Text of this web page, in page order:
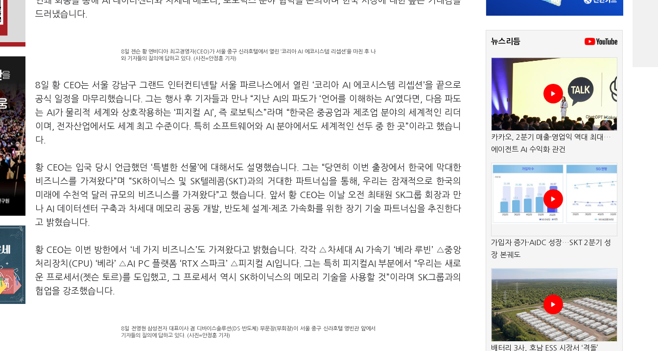
드러냈습니다.
8일 젠슨 황 엔비디아 최고경영자(CEO)가 서울 중구 신라호텔에서 열린 ‘코리아 AI 에코시스템 리셉션’을 마친 후 나
와 기자들의 질의에 답하고 있다. (사진=안정훈 기자)
8일 황 CEO는 서울 강남구 그랜드 인터컨티넨탈 서울 파르나스에서 열린 ‘코리아 AI 에코시스템 리셉션’을 끝으로
공식 일정을 마무리했습니다. 그는 행사 후 기자들과 만나 “지난 AI의 파도가 ‘언어를 이해하는 AI’였다면, 다음 파도
는 AI가 물리적 세계와 상호작용하는 ‘피지컬 AI’, 즉 로보틱스”라며 “한국은 중공업과 제조업 분야의 세계적인 리더
이며, 전자산업에서도 세계 최고 수준이다. 특히 소프트웨어와 AI 분야에서도 세계적인 선두 중 한 곳”이라고 했습니
다.
황 CEO는 입국 당시 언급했던 ‘특별한 선물’에 대해서도 설명했습니다. 그는 “당연히 이번 출장에서 한국에 막대한
비즈니스를 가져왔다”며 “SK하이닉스 및 SK텔레콤(SKT)과의 거대한 파트너십을 통해, 우리는 잠재적으로 한국의
미래에 수천억 달러 규모의 비즈니스를 가져왔다”고 했습니다. 앞서 황 CEO는 이날 오전 최태원 SK그룹 회장과 만
나 AI 데이터센터 구축과 차세대 메모리 공동 개발, 반도체 설계·제조 가속화를 위한 장기 기술 파트너십을 추진한다
고 밝혔습니다.
황 CEO는 이번 방한에서 ‘네 가지 비즈니스’도 가져왔다고 밝혔습니다. 각각 △차세대 AI 가속기 ‘베라 루빈’ △중앙
처리장치(CPU) ‘베라’ △AI PC 플랫폼 ‘RTX 스파크’ △피지컬 AI입니다. 그는 특히 피지컬AI 부분에서 “우리는 새로
운 프로세서(젯슨 토르)를 도입했고, 그 프로세서 역시 SK하이닉스의 메모리 기술을 사용할 것”이라며 SK그룹과의
협업을 강조했습니다.
8일 전영현 삼성전자 대표이사 겸 디바이스솔루션(DS·반도체) 부문장(부회장)이 서울 중구 신라호텔 영빈관 앞에서
기자들의 질의에 답하고 있다. (사진=안정훈 기자)
뉴스리듬
카카오, 2분기 매출·영업익 역대 최대…
에이전트 AI 수익화 관건
가입자 증가·AIDC 성장…SKT 2분기 성
장 본궤도
배터리 3사, 호남 ESS 시장서 ‘격돌’